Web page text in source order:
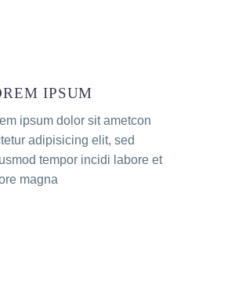
IPSUM
ipsum dolor sit ametcon
adipisicing elit, sed
tempor incidi labore et
magna